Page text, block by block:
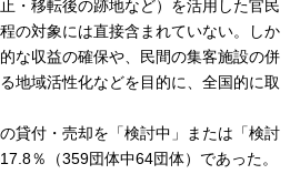
・移転後の跡地など）を活用した官民
の対象には直接含まれていない。しか
な収益の確保や、民間の集客施設の併
地域活性化などを目的に、全国的に取
貸付・売却を「検討中」または「検討
％（359団体中64団体）であった。